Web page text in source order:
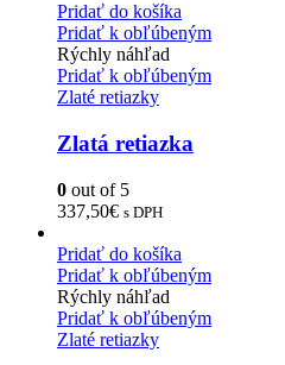
Pridať do košíka
Pridať k obľúbeným
Rýchly náhľad
Pridať k obľúbeným
Zlaté retiazky
Zlatá retiazka
0 out of 5
337,50€ s DPH
Pridať do košíka
Pridať k obľúbeným
Rýchly náhľad
Pridať k obľúbeným
Zlaté retiazky